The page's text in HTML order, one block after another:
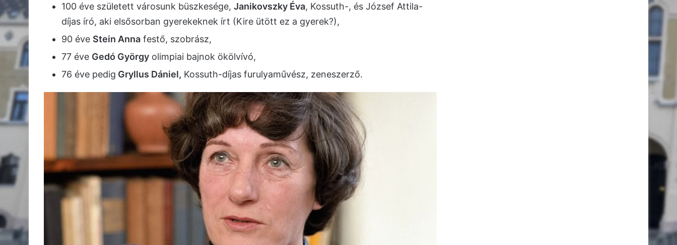
100 éve született városunk büszkesége, Janikovszky Éva, Kossuth-, és József Attila-
díjas író, aki elsősorban gyerekeknek írt (Kire ütött ez a gyerek?),
90 éve Stein Anna festő, szobrász,
77 éve Gedó György olimpiai bajnok ökölvívó,
76 éve pedig Gryllus Dániel, Kossuth-díjas furulyaművész, zeneszerző.